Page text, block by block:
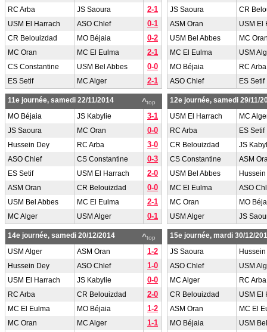
RC Arba JS Saoura 2-1
USM El Harrach ASO Chlef 0-1
CR Belouizdad MO Béjaia 0-2
MC Oran MC El Eulma 2-1
CS Constantine USM Bel Abbes 0-0
ES Setif MC Alger 2-1
JS Saoura
CR
ASM Oran
USM El
USM Bel Abbes
MC
MC El Eulma
USM
MO Béjaia
RC Arba
ASO Chlef
ES Setif
^top
11e journée, samedi 22/11/2014
MO Béjaia
JS Kabylie 3-1
JS Saoura MC Oran 0-0
Hussein Dey RC Arba 3-0
ASO Chlef CS Constantine 0-3
ES Setif USM El Harrach 2-0
ASM Oran CR Belouizdad 0-0
USM Bel Abbes MC El Eulma 2-1
MC Alger USM Alger 0-1
12e journée, samedi 29/11/
USM El Harrach
MC
RC Arba
ES Setif
CR Belouizdad
JS
CS Constantine
ASM
USM Bel Abbes
MC El Eulma
ASO
MC Oran
MO
USM Alger
JS
^top
14e journée, samedi 20/12/2014
USM Alger
ASM Oran 1-2
Hussein Dey ASO Chlef 1-0
USM El Harrach JS Kabylie 0-0
RC Arba CR Belouizdad 2-0
MC El Eulma MO Béjaia 1-2
MC Oran MC Alger 1-1
15e journée, mardi 30/12/
JS Saoura
ASO Chlef
USM
MC Alger
RC Arba
CR Belouizdad
USM El
ASM Oran
MC El
MO Béjaia
USM